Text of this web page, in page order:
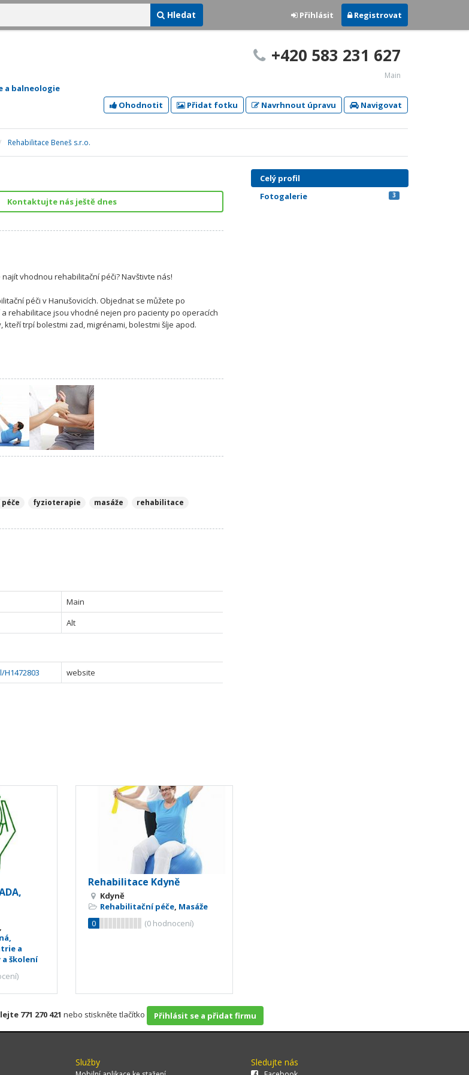
Hledat Přihlásit Registrovat
a balneologie
+420 583 231 627
Main
Ohodnotit Přidat fotku Navrhnout úpravu Navigovat
Rehabilitace Beneš s.r.o.
Kontaktujte nás ještě dnes
vhodnou rehabilitační péči? Navštivte nás!
péči v Hanušovicích. Objednat se můžete po
rehabilitace jsou vhodné nejen pro pacienty po operacích
kteří trpí bolestmi zad, migrénami, bolestmi šíje apod.
fyzioterapie masáže rehabilitace
Main
Alt
website
Celý profil
Fotogalerie
3
a
a školení
Rehabilitace Kdyně
Kdyně
Rehabilitační péče, Masáže
0
(0 hodnocení)
771 270 421 nebo stiskněte tlačítko Přihlásit se a přidat firmu
Služby Sledujte nás